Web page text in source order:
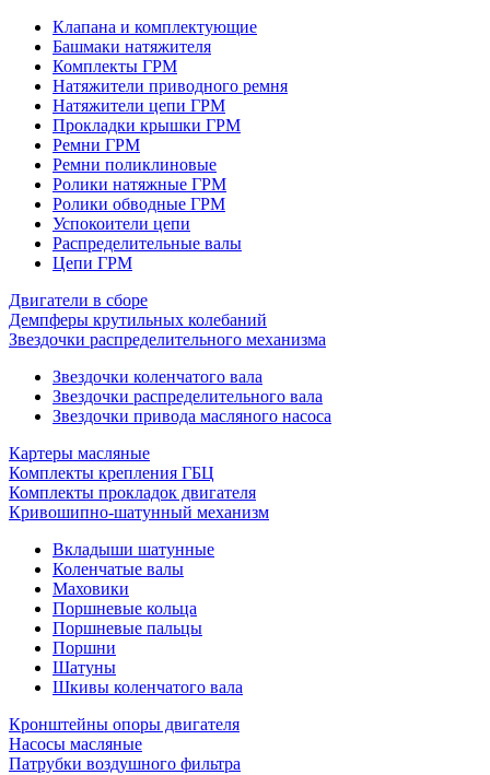
Клапана и комплектующие
Башмаки натяжителя
Комплекты ГРМ
Натяжители приводного ремня
Натяжители цепи ГРМ
Прокладки крышки ГРМ
Ремни ГРМ
Ремни поликлиновые
Ролики натяжные ГРМ
Ролики обводные ГРМ
Успокоители цепи
Распределительные валы
Цепи ГРМ
Двигатели в сборе
Демпферы крутильных колебаний
Звездочки распределительного механизма
Звездочки коленчатого вала
Звездочки распределительного вала
Звездочки привода масляного насоса
Картеры масляные
Комплекты крепления ГБЦ
Комплекты прокладок двигателя
Кривошипно-шатунный механизм
Вкладыши шатунные
Коленчатые валы
Маховики
Поршневые кольца
Поршневые пальцы
Поршни
Шатуны
Шкивы коленчатого вала
Кронштейны опоры двигателя
Насосы масляные
Патрубки воздушного фильтра